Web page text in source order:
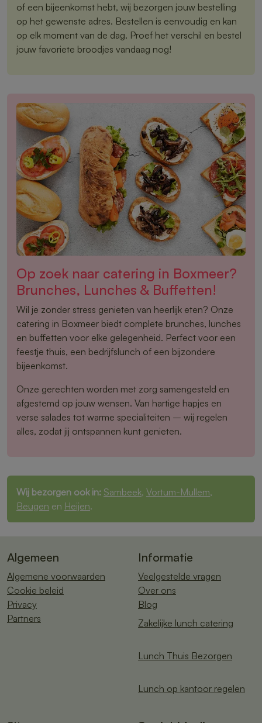
of een bijeenkomst hebt, wij bezorgen jouw bestelling
op het gewenste adres. Bestellen is eenvoudig en kan
op elk moment van de dag. Proef het verschil en bestel
jouw favoriete broodjes vandaag nog!
Op zoek naar catering in Boxmeer?
Brunches, Lunches & Buffetten!
Wil je zonder stress genieten van heerlijk eten? Onze
catering in Boxmeer biedt complete brunches, lunches
en buffetten voor elke gelegenheid. Perfect voor een
feestje thuis, een bedrijfslunch of een bijzondere
bijeenkomst.
Onze gerechten worden met zorg samengesteld en
afgestemd op jouw wensen. Van hartige hapjes en
verse salades tot warme specialiteiten – wij regelen
alles, zodat jij ontspannen kunt genieten.
Wij bezorgen ook in: Sambeek, Vortum-Mullem,
Beugen en Heijen.
Algemeen
Algemene voorwaarden
Cookie beleid
Privacy
Partners
Informatie
Veelgestelde vragen
Over ons
Blog
Zakelijke lunch catering
Lunch Thuis Bezorgen
Lunch op kantoor regelen